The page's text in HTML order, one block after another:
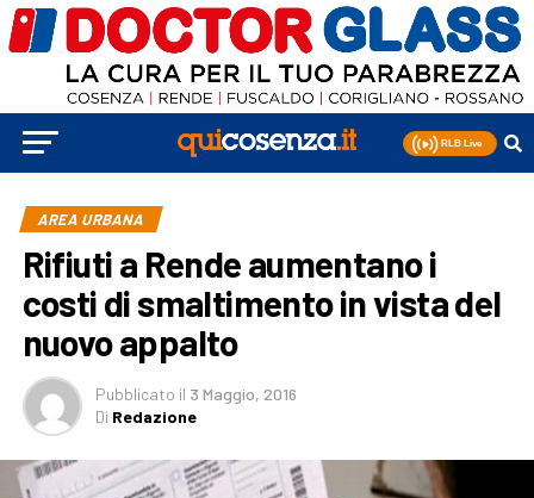
AREA URBANA
Rifiuti a Rende aumentano i
costi di smaltimento in vista del
nuovo appalto
Pubblicato il 3 Maggio, 2016
Di Redazione